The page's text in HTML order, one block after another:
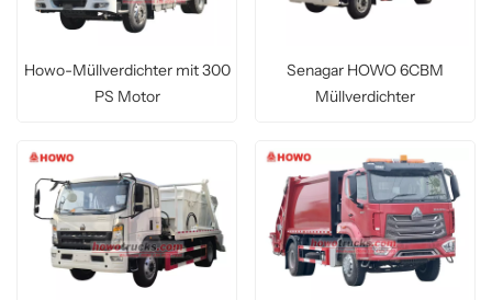
Howo-Müllverdichter mit 300
PS Motor
Senagar HOWO 6CBM
Müllverdichter